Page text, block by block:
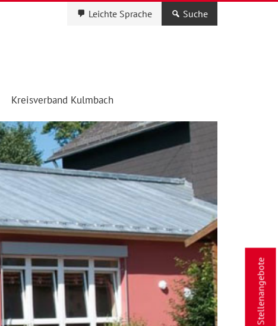
Leichte Sprache Suche
Kreisverband Kulmbach
Stellenangebote